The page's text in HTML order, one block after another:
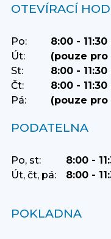
OTEVÍRACÍ
Po:
8:00 -
Út:
(pouze
St:
8:00 -
Čt:
8:00 - 11:30
Pá:
(pouze
PODATELNA
Po, st:
8:00 -
Út, čt, pá:
8:00 -
POKLADNA